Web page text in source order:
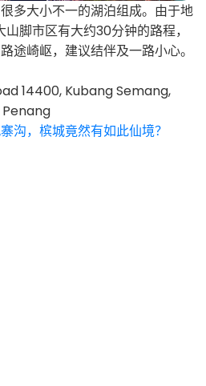
多大小不一的湖泊组成。由于地
脚市区有大约30分钟的路程，
途崎岖，建议结伴及一路小心。
14400, Kubang Semang,
Penang
沟，槟城竟然有如此仙境？